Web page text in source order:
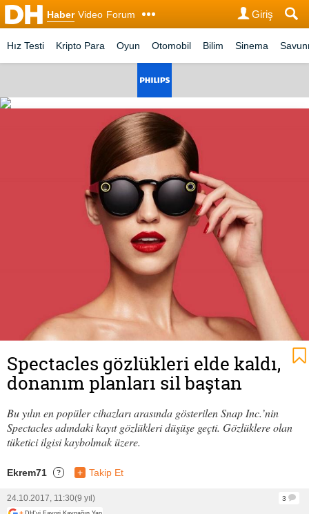
Haber Video Forum Giriş
Hız Testi Kripto Para Oyun Otomobil Bilim Sinema
Spectacles gözlükleri elde kaldı,
donanım planları sil baştan
Bu yılın en popüler cihazları arasında gösterilen Snap Inc.’nin
Spectacles adındaki kayıt gözlükleri düşüşe geçti. Gözlüklere olan
tüketici ilgisi kaybolmak üzere.
Ekrem71 ? + Takip Et
24.10.2017, 11:30(9 yıl)
3